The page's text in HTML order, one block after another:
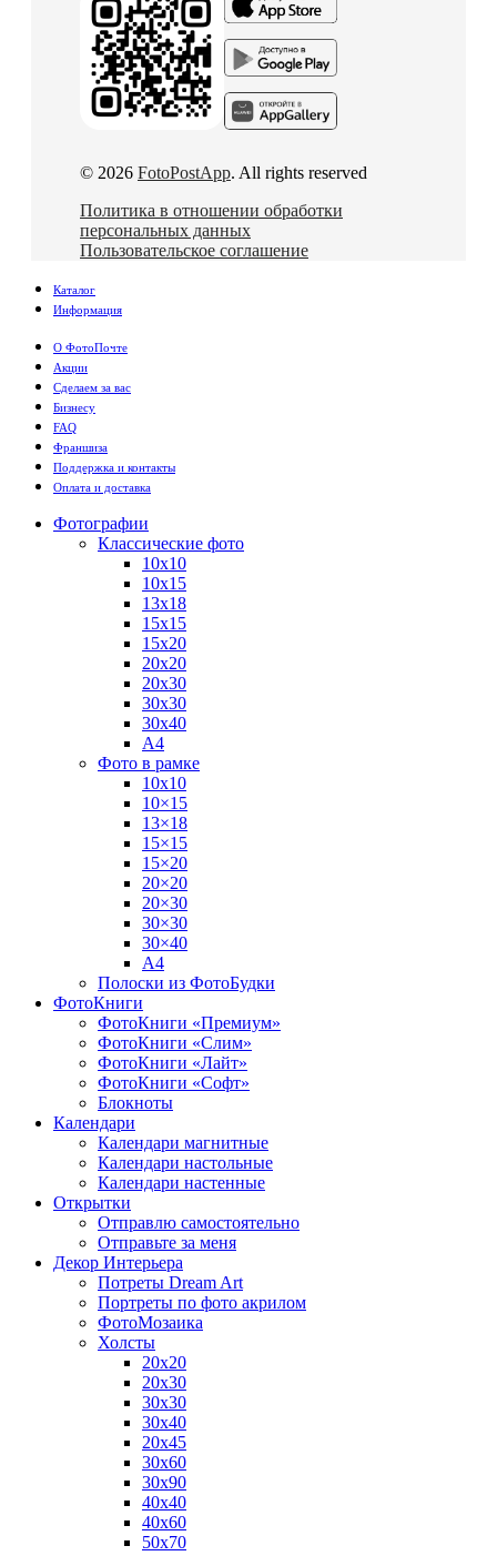
© 2026 FotoPostApp. All rights reserved
Политика в отношении обработки
персональных данных
Пользовательское соглашение
Каталог
Информация
О ФотоПочте
Акции
Сделаем за вас
Бизнесу
FAQ
Франшиза
Поддержка и контакты
Оплата и доставка
Фотографии
Классические фото
10х10
10х15
13х18
15х15
15х20
20х20
20х30
30х30
30х40
А4
Фото в рамке
10х10
10×15
13×18
15×15
15×20
20×20
20×30
30×30
30×40
A4
Полоски из ФотоБудки
ФотоКниги
ФотоКниги «Премиум»
ФотоКниги «Слим»
ФотоКниги «Лайт»
ФотоКниги «Софт»
Блокноты
Календари
Календари магнитные
Календари настольные
Календари настенные
Открытки
Отправлю самостоятельно
Отправьте за меня
Декор Интерьера
Потреты Dream Art
Портреты по фото акрилом
ФотоМозаика
Холсты
20х20
20х30
30х30
30х40
20х45
30х60
30х90
40х40
40х60
50х70